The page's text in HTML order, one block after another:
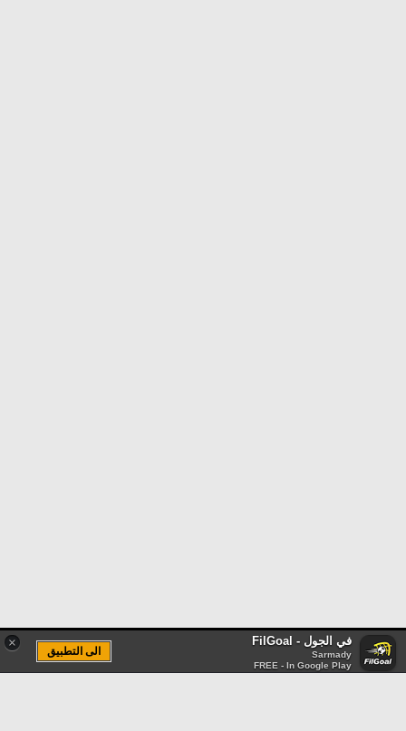
× في الجول - FilGoal
Sarmady
FREE - In Google Play
الى التطبيق